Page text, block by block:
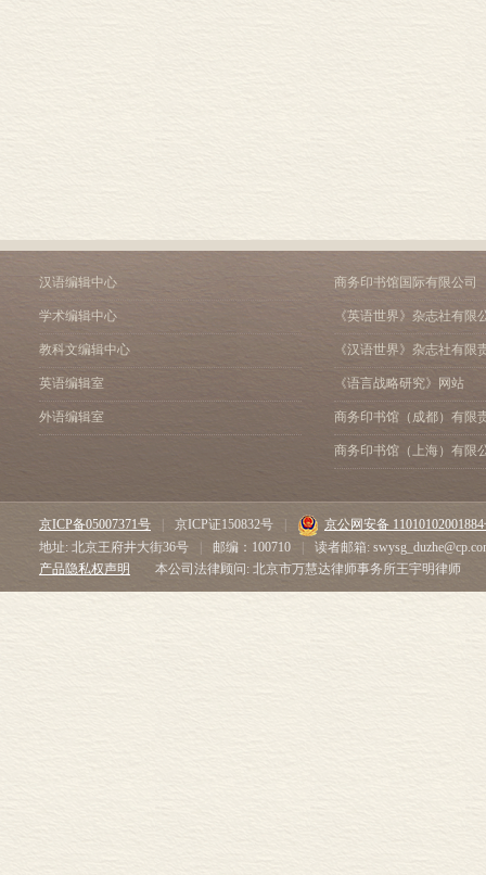
汉语编辑中心
学术编辑中心
教科文编辑中心
英语编辑室
外语编辑室
商务印书馆国际有限公司
《英语世界》杂志社有限
《汉语世界》杂志社有限
《语言战略研究》网站
商务印书馆（成都）有限
商务印书馆（上海）有限
京ICP备05007371号 京ICP证150832号
京公网安备
地址: 北京王府井大街36号
邮编：100710
读者邮箱:
产品隐私权声明
本公司法律顾问: 北京市万慧达律师事务所王宇明律师